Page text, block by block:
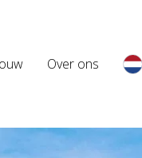
Over ons